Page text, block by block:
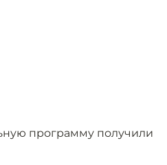
программу получили